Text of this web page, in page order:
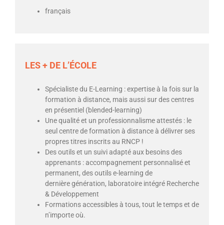
français
LES + DE L’ÉCOLE
Spécialiste du E-Learning : expertise à la fois sur la
formation à distance, mais aussi sur des centres
en présentiel (blended-learning)
Une qualité et un professionnalisme attestés : le
seul centre de formation à distance à délivrer ses
propres titres inscrits au RNCP !
Des outils et un suivi adapté aux besoins des
apprenants : accompagnement personnalisé et
permanent, des outils e-learning de
dernière génération, laboratoire intégré Recherche
& Développement
Formations accessibles à tous, tout le temps et de
n’importe où.